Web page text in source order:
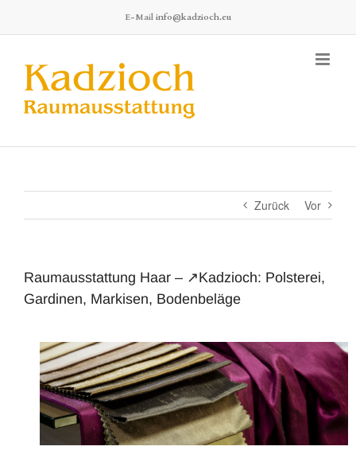
springen
E-Mail info@kadzioch.eu
Zurück Vor
Raumausstattung Haar – ↗️Kadzioch: Polsterei,
Gardinen, Markisen, Bodenbeläge